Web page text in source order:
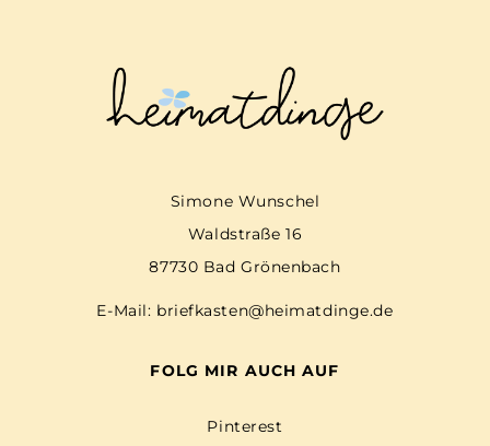
Simone Wunschel
Waldstraße 16
87730 Bad Grönenbach
E-Mail: briefkasten@heimatdinge.de
FOLG MIR AUCH AUF
Pinterest